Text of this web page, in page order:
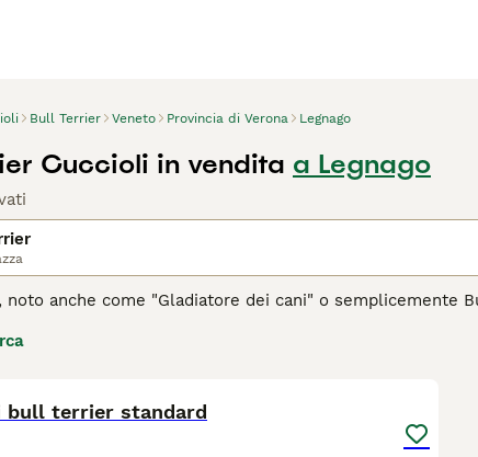
Bull Terrier Veneto Provincia di Verona Legnago
Cuccioli in vendita a Legnago
noto anche come "Gladiatore dei cani" o semplicemente
dove erano utilizzati in competizioni di combattimento,
loro apparenza forte, i Bull Terrier sono incredibilmente
Richiedono un'educazione coerente, esercizio regolare
bull terrier standard